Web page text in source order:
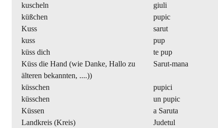
kuscheln
giuli
küßchen
pupic
Kuss
sarut
kuss
pup
küss dich
te pup
Küss die Hand (wie Danke, Hallo zu
älteren bekannten, ....))
Sarut-mana
küsschen
pupici
küsschen
un pupic
Küssen
a Saruta
Landkreis (Kreis)
Judetul